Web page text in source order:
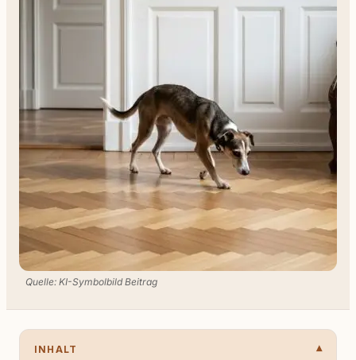
Quelle: KI-Symbolbild Beitrag
INHALT